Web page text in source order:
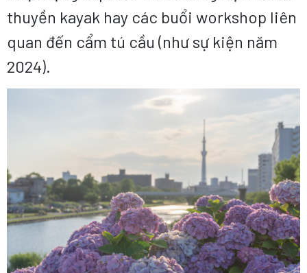
thuyền kayak hay các buổi workshop liên
quan đến cẩm tú cầu (như sự kiện năm
2024).